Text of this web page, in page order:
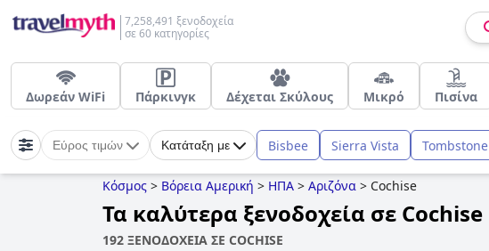
7,258,491 ξενοδοχεία
σε 60 κατηγορίες
Δωρεάν WiFi Πάρκινγκ Δέχεται Σκύλους Μικρό Πισίνα
Εύρος τιμών Κατάταξη με Bisbee Sierra Vista Tombstone
Κόσμος > Βόρεια Αμερική > ΗΠΑ > Αριζόνα > Cochise
Τα καλύτερα ξενοδοχεία σε Cochise
192 ΞΕΝΟΔΟΧΕΙΑ ΣΕ COCHISE